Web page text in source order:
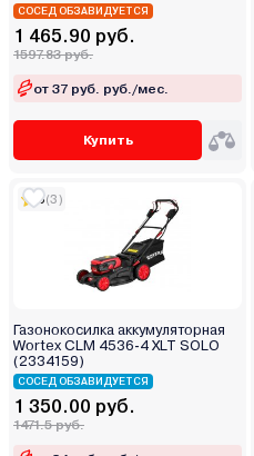
СОСЕД ОБЗАВИДУЕТСЯ
1 465.90 руб.
1597.83 руб.
от 37 руб. руб./мес.
Купить
5(3)
Газонокосилка аккумуляторная
Wortex CLM 4536-4 XLT SOLO
(2334159)
СОСЕД ОБЗАВИДУЕТСЯ
1 350.00 руб.
1471.5 руб.